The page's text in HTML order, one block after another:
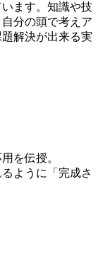
ます。知識や技
分の頭で考えア
解決が出来る実
を伝授。
ように「完成さ